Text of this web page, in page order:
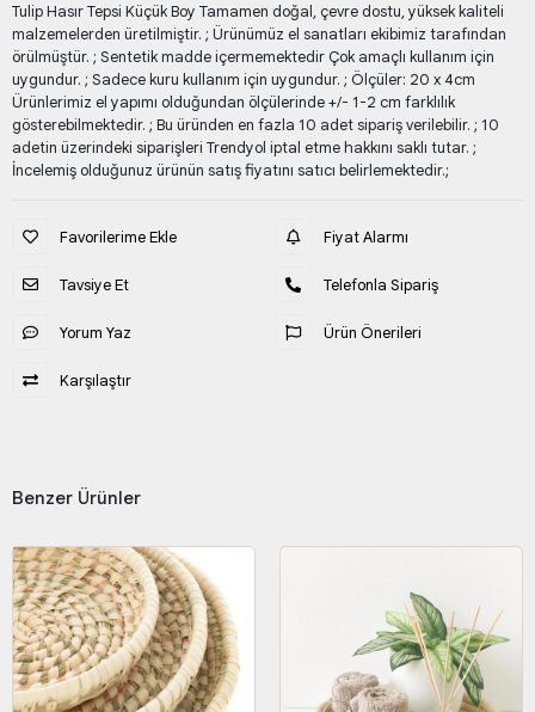
Tulip Hasır Tepsi Küçük Boy Tamamen doğal, çevre dostu, yüksek kaliteli
malzemelerden üretilmiştir. ; Ürünümüz el sanatları ekibimiz tarafından
örülmüştür. ; Sentetik madde içermemektedir Çok amaçlı kullanım için
uygundur. ; Sadece kuru kullanım için uygundur. ; Ölçüler: 20 x 4cm
Ürünlerimiz el yapımı olduğundan ölçülerinde +/- 1-2 cm farklılık
gösterebilmektedir. ; Bu üründen en fazla 10 adet sipariş verilebilir. ; 10
adetin üzerindeki siparişleri Trendyol iptal etme hakkını saklı tutar. ;
İncelemiş olduğunuz ürünün satış fiyatını satıcı belirlemektedir.;
Favorilerime Ekle
Tavsiye Et
Yorum Yaz
Karşılaştır
Fiyat Alarmı
Telefonla Sipariş
Ürün Önerileri
Benzer Ürünler